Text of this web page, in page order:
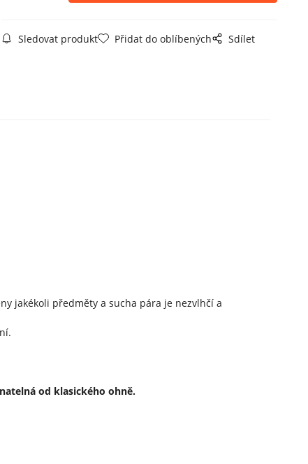
Sledovat produkt Přidat do oblíbených Sdílet
jakékoli předměty a sucha pára je nezvlhčí a
od klasického ohně.